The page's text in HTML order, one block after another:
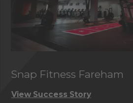
Club de golf de Foxhills
View Success Story